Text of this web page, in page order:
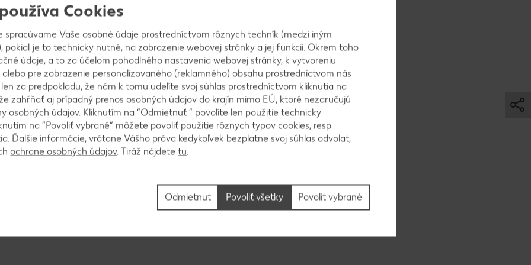
a jemne ich valčekom rozdrobíme.
so 60 g masla, aby vzniklol pevný korpus. Zvyšným
približne 23 cm) alebo 4 dezertné krúžky (s priemerom
a v predhriatej rúre pečieme približne 40 minút.
Cookies
spracúvame Vaše osobné údaje prostredníctvom rôznych techník (medzi iným
pokiaľ je to technicky nutné, na zobrazenie webovej stránky a jej funkcií. Okrem toho
údaje, a to za účelom pohodlného nastavenia webovej stránky, k vytvoreniu
pre zobrazenie personalizovaného (reklamného) obsahu prostredníctvom nás
za predpokladu, že nám k tomu udelíte svoj súhlas prostredníctvom kliknutia na
zahŕňať aj prípadný prenos osobných údajov do krajín mimo EÚ, ktoré nezaručujú
osobných údajov. Kliknutím na “Odmietnuť ” povolíte len použitie technicky
na “Povoliť vybrané” môžete povoliť použitie rôznych typov cookies, resp.
Ďalšie informácie, vrátane Vášho práva kedykoľvek bezplatne svoj súhlas odvolať,
ochrane osobných údajov. Tiráž nájdetetu.
Povoliť vybrané
Odmietnuť Povoliť všetky